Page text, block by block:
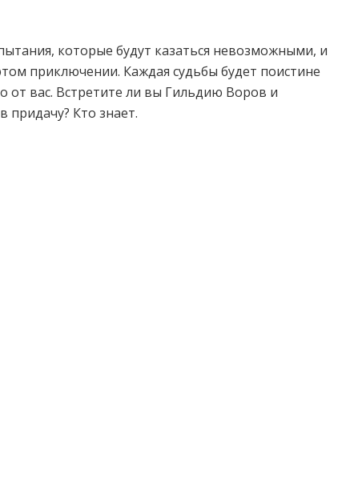
которые будут казаться невозможными, и
приключении. Каждая судьбы будет поистине
от вас. Встретите ли вы Гильдию Воров и
Кто знает.